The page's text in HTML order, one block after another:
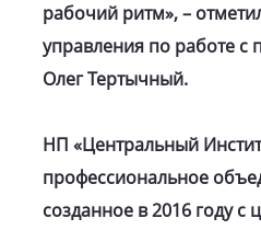
рабочий ритм», –
управления по работе
Олег Тертычный.
НП «Центральный
профессиональное
созданное в 2016 году с